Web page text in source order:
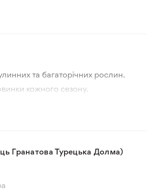
та багаторічних рослин.
кожного сезону.
Співпадіння фотографії товара та
Гранатова Турецька Долма)